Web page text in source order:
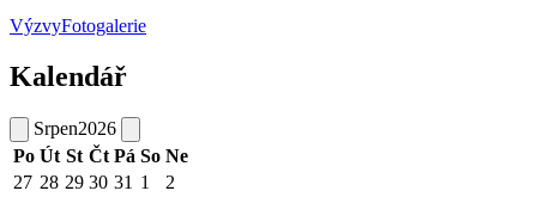
VýzvyFotogalerie
Kalendář
Srpen2026
Po Út St Čt Pá So Ne
27 28 29 30 31 1
2